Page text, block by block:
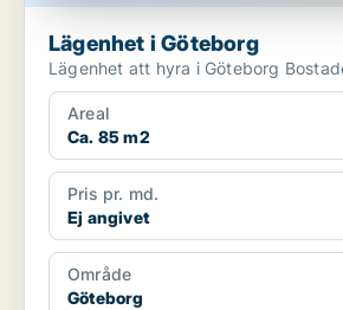
Lägenhet i Göteborg
Lägenhet att
Areal
Ca. 85 m2
Pris pr. md.
Ej angivet
Område
Göteborg